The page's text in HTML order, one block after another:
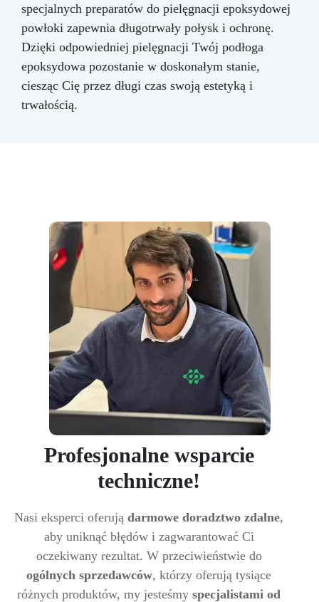
specjalnych preparatów do pielęgnacji epoksydowej
powłoki zapewnia długotrwały połysk i ochronę.
Dzięki odpowiedniej pielęgnacji Twój podłoga
epoksydowa pozostanie w doskonałym stanie,
ciesząc Cię przez długi czas swoją estetyką i
trwałością.
Profesjonalne wsparcie
techniczne!
Nasi eksperci oferują darmowe doradztwo zdalne,
aby uniknąć błędów i zagwarantować Ci
oczekiwany rezultat. W przeciwieństwie do
ogólnych sprzedawców, którzy oferują tysiące
różnych produktów, my jesteśmy specjalistami od